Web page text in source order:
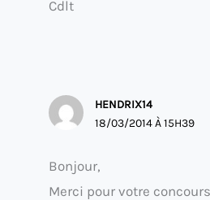
Cdlt
HENDRIX14
18/03/2014 À 15H39
Bonjour,
Merci pour votre